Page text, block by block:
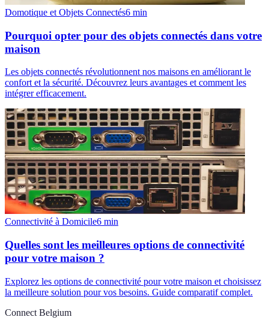
Domotique et Objets Connectés6 min
Pourquoi opter pour des objets connectés dans votre
maison
Les objets connectés révolutionnent nos maisons en améliorant le
confort et la sécurité. Découvrez leurs avantages et comment les
intégrer efficacement.
Connectivité à Domicile6 min
Quelles sont les meilleures options de connectivité
pour votre maison ?
Explorez les options de connectivité pour votre maison et choisissez
la meilleure solution pour vos besoins. Guide comparatif complet.
Connect Belgium